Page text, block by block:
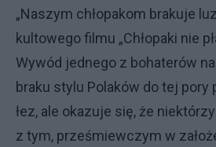
„Naszym chłopakom brakuje
kultowego filmu „Chłopaki nie
Wywód jednego z bohaterów
braku stylu Polaków do tej pory
łez, ale okazuje się, że
z tym, prześmiewczym w